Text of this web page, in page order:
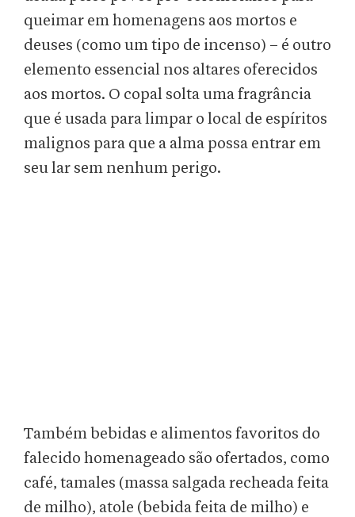
queimar em homenagens aos mortos e
deuses (como um tipo de incenso) – é outro
elemento essencial nos altares oferecidos
aos mortos. O copal solta uma fragrância
que é usada para limpar o local de espíritos
malignos para que a alma possa entrar em
seu lar sem nenhum perigo.
Também bebidas e alimentos favoritos do
falecido homenageado são ofertados, como
café, tamales (massa salgada recheada feita
de milho), atole (bebida feita de milho) e